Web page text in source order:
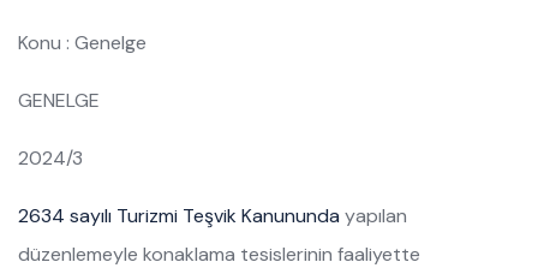
Konu : Genelge
GENELGE
2024/3
2634 sayılı Turizmi Teşvik Kanununda yapılan
düzenlemeyle konaklama tesislerinin faaliyette